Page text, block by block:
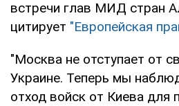
встречи глав МИД стран
цитирует "Европейская
"Москва не отступает от
Украине. Теперь мы
отход войск от Киева для